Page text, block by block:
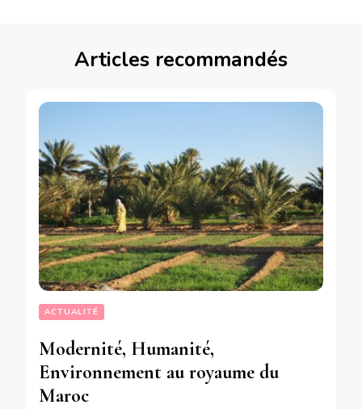
Articles recommandés
ACTUALITÉ
Modernité, Humanité,
Environnement au royaume du
Maroc